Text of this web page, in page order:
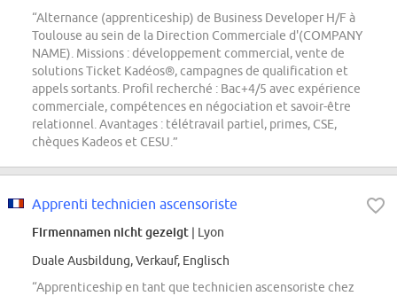
“Alternance (apprenticeship) de Business Developer H/F à
Toulouse au sein de la Direction Commerciale d'(COMPANY
NAME). Missions : développement commercial, vente de
solutions Ticket Kadéos®, campagnes de qualification et
appels sortants. Profil recherché : Bac+4/5 avec expérience
commerciale, compétences en négociation et savoir-être
relationnel. Avantages : télétravail partiel, primes, CSE,
chèques Kadeos et CESU.”
Apprenti technicien ascensoriste
Firmennamen nicht gezeigt | Lyon
Duale Ausbildung, Verkauf, Englisch
“Apprenticeship en tant que technicien ascensoriste chez